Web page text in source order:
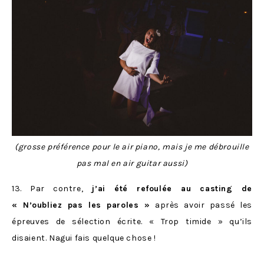
(grosse préférence pour le air piano, mais je me débrouille
pas mal en air guitar aussi)
13. Par contre, j’ai été refoulée au casting de
« N’oubliez pas les paroles » après avoir passé les
épreuves de sélection écrite. « Trop timide » qu’ils
disaient. Nagui fais quelque chose !